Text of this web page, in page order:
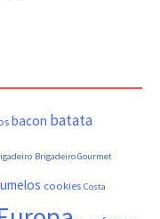
bacon batata
Brigadeiro Gourmet
cookies Costa